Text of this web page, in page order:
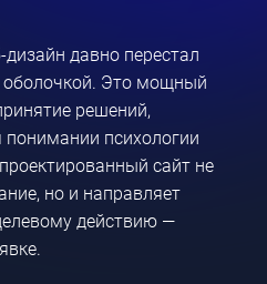
давно перестал
оболочкой. Это мощный
решений,
психологии
сайт не
но и направляет
действию —